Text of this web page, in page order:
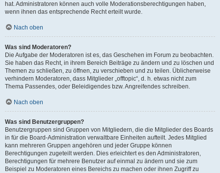
hat. Administratoren können auch volle Moderationsberechtigungen haben,
wenn ihnen das entsprechende Recht erteilt wurde.
Nach oben
Was sind Moderatoren?
Die Aufgabe der Moderatoren ist es, das Geschehen im Forum zu beobachten.
Sie haben das Recht, in ihrem Bereich Beiträge zu ändern und zu löschen und
Themen zu schließen, zu öffnen, zu verschieben und zu teilen. Üblicherweise
verhindern Moderatoren, dass Mitglieder „offtopic“, d. h. etwas nicht zum
Thema Passendes, oder Beleidigendes bzw. Angreifendes schreiben.
Nach oben
Was sind Benutzergruppen?
Benutzergruppen sind Gruppen von Mitgliedern, die die Mitglieder des Boards
in für die Board-Administration verwaltbare Einheiten aufteilt. Jedes Mitglied
kann mehreren Gruppen angehören und jeder Gruppe können
Berechtigungen zugeteilt werden. Dies erleichtert es den Administratoren,
Berechtigungen für mehrere Benutzer auf einmal zu ändern und sie zum
Beispiel zu Moderatoren eines Bereichs zu machen oder ihnen Zugriff zu